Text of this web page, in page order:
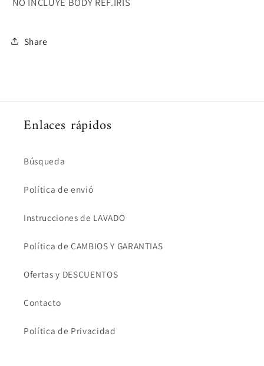
Share
Enlaces rápidos
Búsqueda
Política de envió
Instrucciones de LAVADO
Política de CAMBIOS Y GARANTIAS
Ofertas y DESCUENTOS
Contacto
Política de Privacidad